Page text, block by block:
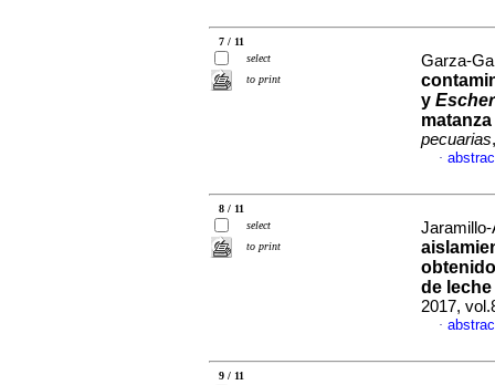
7 / 11
select
to print
Garza-
y
pecuarias
·
8 / 11
select
to print
de
2017,
·
9 / 11